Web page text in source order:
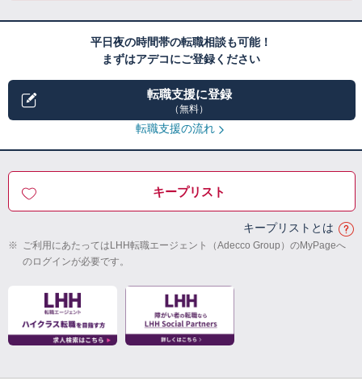
平日夜の時間帯の転職相談も可能！
まずはアデコにご登録ください
転職支援に登録
（無料）
転職支援の流れ
キープリスト
キープリストとは
※ ご利用にあたってはLHH転職エージェント（Adecco Group）のMyPageへ
のログインが必要です。